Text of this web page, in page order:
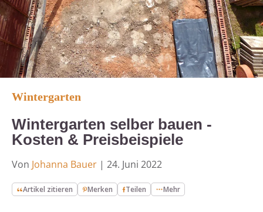
Wintergarten
Wintergarten selber bauen -
Kosten & Preisbeispiele
Von Johanna Bauer | 24. Juni 2022
Artikel zitieren Merken Teilen Mehr